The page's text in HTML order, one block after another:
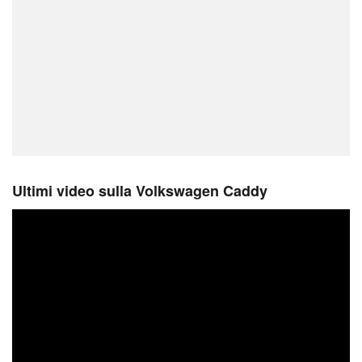
Ultimi video sulla Volkswagen Caddy